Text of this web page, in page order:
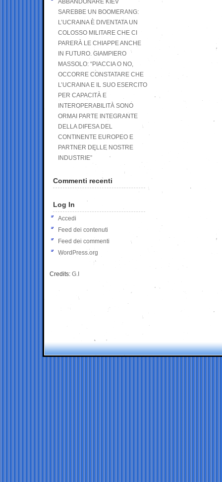
ABBANDONARE KIEV
SAREBBE UN BOOMERANG:
L’UCRAINA È DIVENTATA UN
COLOSSO MILITARE CHE CI
PARERÀ LE CHIAPPE ANCHE
IN FUTURO. GIAMPIERO
MASSOLO: “PIACCIA O NO,
OCCORRE CONSTATARE CHE
L’UCRAINA E IL SUO ESERCITO
PER CAPACITÀ E
INTEROPERABILITÀ SONO
ORMAI PARTE INTEGRANTE
DELLA DIFESA DEL
CONTINENTE EUROPEO E
PARTNER DELLE NOSTRE
INDUSTRIE”
Commenti recenti
Log In
Accedi
Feed dei contenuti
Feed dei commenti
WordPress.org
Credits: G.I